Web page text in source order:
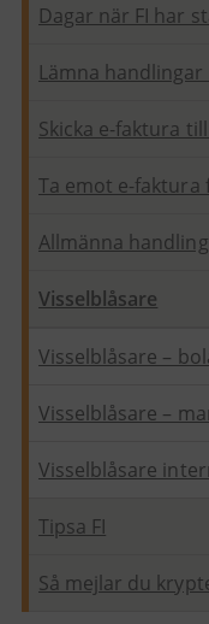
Dagar när FI har
Lämna
Skicka e-faktura till
Ta emot e-faktura
Allmänna
Visselblåsare
Visselblåsare –
Visselblåsare –
Visselblåsare
Tipsa FI
Så mejlar du